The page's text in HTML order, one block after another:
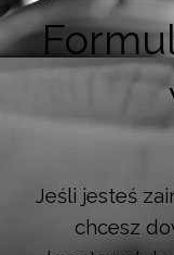
Jeśli jesteś
chcesz